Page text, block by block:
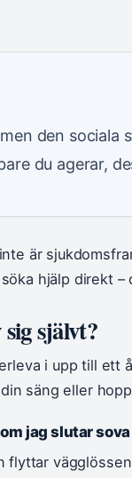
den
du agerar,
är
hjälp direkt
självt?
i upp till ett
säng eller
jag slutar
flyttar